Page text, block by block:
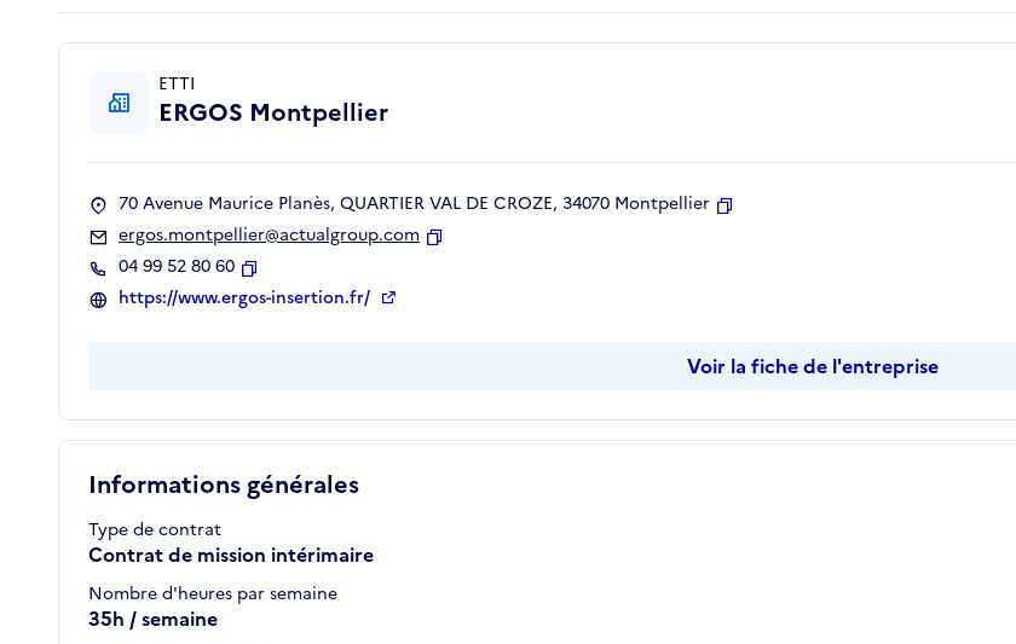
Informations générales
Type de contrat
Contrat de mission intérimaire
Nombre d'heures par semaine
35h / semaine
ETTI
ERGOS Montpellier
70 Avenue Maurice Planès, QUARTIER VAL DE CROZE, 34070 Montpellier
ergos.montpellier@actualgroup.com
04 99 52 80 60
Copier
https://www.ergos-insertion.fr/
Voir la fiche de l'entreprise